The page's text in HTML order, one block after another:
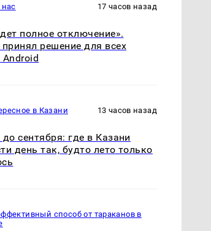
нас 17 часов назад
полное отключение».
принял решение для всех
Android
в Казани 13 часов назад
до сентября: где в Казани
день так, будто лето только
способ от тараканов в